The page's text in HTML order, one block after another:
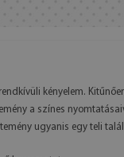
kényelem.
a színes
ugyanis egy teli